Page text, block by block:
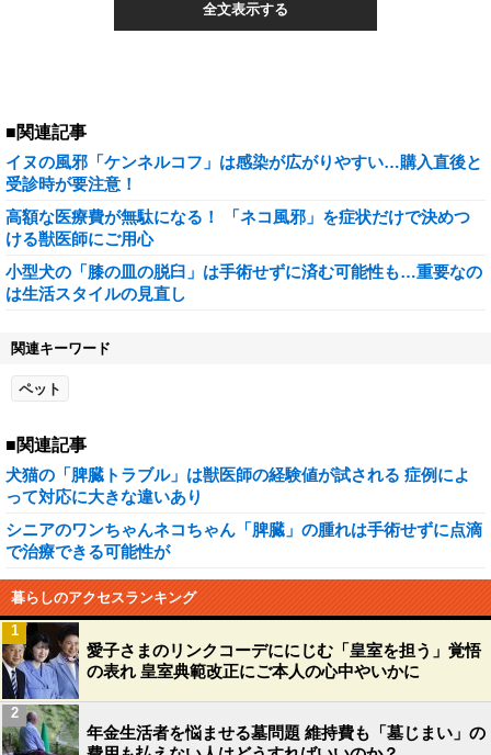
全文表示する
■関連記事
イヌの風邪「ケンネルコフ」は感染が広がりやすい…購入直後と
受診時が要注意！
高額な医療費が無駄になる！ 「ネコ風邪」を症状だけで決めつ
ける獣医師にご用心
小型犬の「膝の皿の脱臼」は手術せずに済む可能性も…重要なの
は生活スタイルの見直し
関連キーワード
ペット
■関連記事
犬猫の「脾臓トラブル」は獣医師の経験値が試される 症例によ
って対応に大きな違いあり
シニアのワンちゃんネコちゃん「脾臓」の腫れは手術せずに点滴
で治療できる可能性が
暮らしのアクセスランキング
愛子さまのリンクコーデににじむ「皇室を担う」覚悟
の表れ 皇室典範改正にご本人の心中やいかに
1
年金生活者を悩ませる墓問題 維持費も「墓じまい」の
2